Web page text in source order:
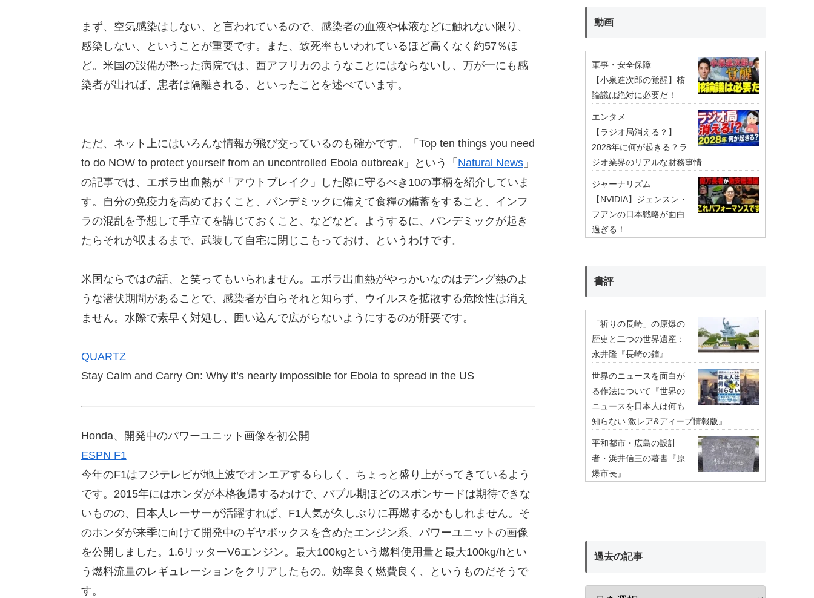
まず、空気感染はしない、と言われているので、感染者の血液や体液などに触れない限り、
感染しない、ということが重要です。また、致死率もいわれているほど高くなく約57％ほ
ど。米国の設備が整った病院では、西アフリカのようなことにはならないし、万が一にも感
染者が出れば、患者は隔離される、といったことを述べています。
ただ、ネット上にはいろんな情報が飛び交っているのも確かです。「Top ten things you need
to do NOW to protect yourself from an uncontrolled Ebola outbreak」という「 Natural News」
の記事では、エボラ出血熱が「アウトブレイク」した際に守るべき10の事柄を紹介していま
す。自分の免疫力を高めておくこと、パンデミックに備えて食糧の備蓄をすること、インフ
ラの混乱を予想して手立てを講じておくこと、などなど。ようするに、パンデミックが起き
たらそれが収まるまで、武装して自宅に閉じこもっておけ、というわけです。
米国ならではの話、と笑ってもいられません。エボラ出血熱がやっかいなのはデング熱のよ
うな潜伏期間があることで、感染者が自らそれと知らず、ウイルスを拡散する危険性は消え
ません。水際で素早く対処し、囲い込んで広がらないようにするのが肝要です。
QUARTZ
Stay Calm and Carry On: Why it’s nearly impossible for Ebola to spread in the US
Honda、開発中のパワーユニット画像を初公開
ESPN F1
今年のF1はフジテレビが地上波でオンエアするらしく、ちょっと盛り上がってきているよう
です。2015年にはホンダが本格復帰するわけで、バブル期ほどのスポンサードは期待できな
いものの、日本人レーサーが活躍すれば、F1人気が久しぶりに再燃するかもしれません。そ
のホンダが来季に向けて開発中のギヤボックスを含めたエンジン系、パワーユニットの画像
を公開しました。1.6リッターV6エンジン。最大100kgという燃料使用量と最大100kg/hとい
う燃料流量のレギュレーションをクリアしたもの。効率良く燃費良く、というものだそうで
す。
動画
軍事・安全保障
【小泉進次郎の覚醒】核
論議は絶対に必要だ！
エンタメ
【ラジオ局消える？】
2028年に何が起きる？ラ
ジオ業界のリアルな財務事情
ジャーナリズム
【NVIDIA】ジェンスン・
フアンの日本戦略が面白
過ぎる！
書評
「祈りの長崎」の原爆の
歴史と二つの世界遺産：
永井隆『長崎の鐘』
世界のニュースを面白が
る作法について『世界の
ニュースを日本人は何も
知らない 激レア&ディープ情報版』
平和都市・広島の設計
者・浜井信三の著書『原
爆市長』
過去の記事